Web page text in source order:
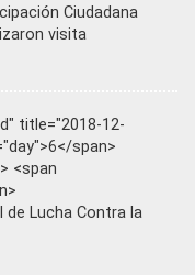
Ciudadana
visita
title="2018-12-
span>
<span
de Lucha Contra la